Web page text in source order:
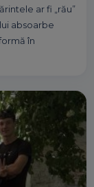
ar fi „rău”
absoarbe
în